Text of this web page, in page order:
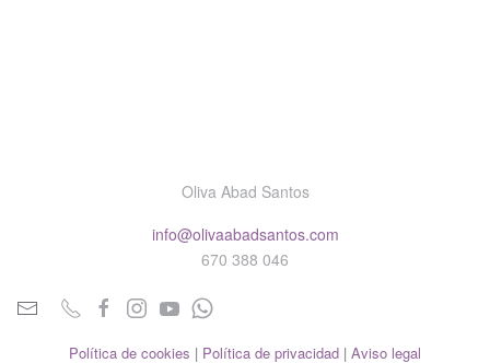
Oliva Abad Santos
info@olivaabadsantos.com
670 388 046
Política de cookies | Política de privacidad | Aviso legal